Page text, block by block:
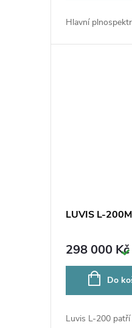
u Hlavní
LUVIS L-
298 000 Kč
Do
Luvis L-200